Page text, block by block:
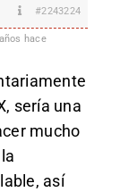
#2243224
hace
sería una
mucho
así